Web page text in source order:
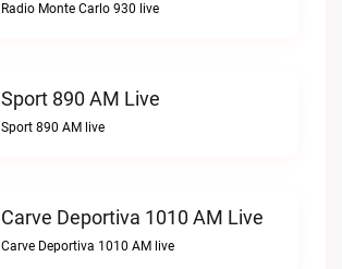
Radio Monte Carlo 930 live
Sport 890 AM Live
Sport 890 AM live
Carve Deportiva 1010 AM Live
Carve Deportiva 1010 AM live